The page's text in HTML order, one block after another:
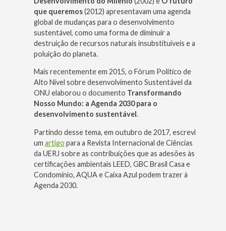
que queremos(2012) apresentavam uma agenda
global de mudanças para o desenvolvimento
sustentável, como uma forma de diminuir a
destruição de recursos naturais insubstituíveis e a
poluição do planeta.
Mais recentemente em 2015, o Fórum Político de
Alto Nível sobre desenvolvimento Sustentável da
ONU elaborou o documento Transformando
Nosso Mundo: a Agenda 2030 para o
desenvolvimento sustentável.
Partindo desse tema, em outubro de 2017, escrevi
um artigo para a Revista Internacional de Ciências
da UERJ sobre as contribuições que as adesões às
certificações ambientais LEED, GBC Brasil Casa e
Condomínio, AQUA e Caixa Azul podem trazer à
Agenda 2030.